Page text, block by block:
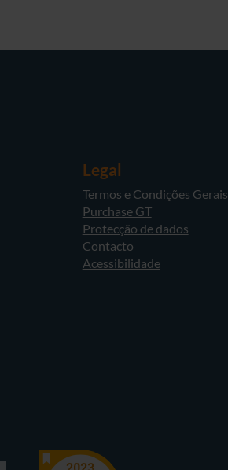
Legal
Termos e Condições Gerais
Purchase GT
Protecção de dados
Contacto
Acessibilidade